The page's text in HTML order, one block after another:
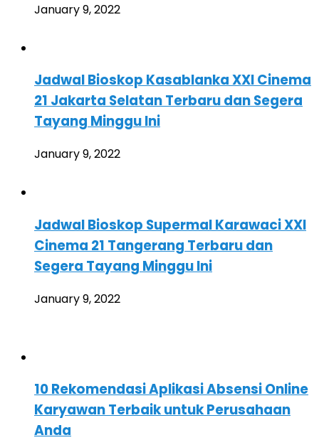
January 9, 2022
Jadwal Bioskop Kasablanka XXI Cinema
21 Jakarta Selatan Terbaru dan Segera
Tayang Minggu Ini
January 9, 2022
Jadwal Bioskop Supermal Karawaci XXI
Cinema 21 Tangerang Terbaru dan
Segera Tayang Minggu Ini
January 9, 2022
10 Rekomendasi Aplikasi Absensi Online
Karyawan Terbaik untuk Perusahaan
Anda